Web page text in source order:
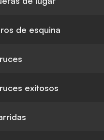
de esquina
exitosos